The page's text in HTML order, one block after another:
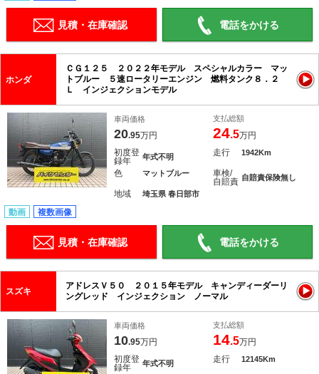
見積・在庫確認 電話をかける
ホンダ
ＣＧ１２５ ２０２２年モデル スペシャルカラー マッ
トブルー ５速ロータリーエンジン 燃料タンク８．２
Ｌ インジェクションモデル
車両価格
20.95万円
支払総額
24.5万円
初度登
録年
年式不明 走行 1942Km
色 マットブルー
車検/
自賠責 自賠責保険無し
地域 埼玉県 春日部市
動画 複数画像
見積・在庫確認 電話をかける
スズキ
アドレスＶ５０ ２０１５年モデル キャンディーダーリ
ングレッド インジェクション ノーマル
車両価格
10.95万円
支払総額
14.5万円
初度登
録年
年式不明 走行 12145Km